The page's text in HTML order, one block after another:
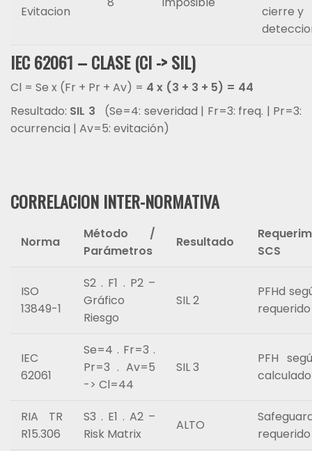
Evitacion
cierre y
IEC 62061 – CLASE (Cl -> SIL)
Cl = Se x (Fr + Pr + Av) = 4 x (3 + 3 + 5) = 44
Resultado: SIL 3 (Se=4: severidad | Fr=3: freq. | Pr=3:
ocurrencia | Av=5: evitación)
CORRELACION INTER-NORMATIVA
Norma
Método /
Parámetros
Resultado
SCS
ISO
13849-1
S2 . F1 . P2 –
Gráfico
Riesgo
SIL 2
PFHd
requerido
IEC
62061
Se=4 . Fr=3 .
Pr=3 . Av=5
-> Cl=44
SIL 3
PFH
calculado
RIA TR
R15.306
S3 . E1 . A2 –
Risk Matrix
ALTO
requerido